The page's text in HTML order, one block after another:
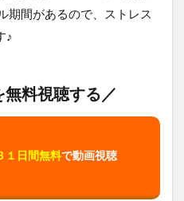
期間があるので、ストレス
♪
料視聴する／
１日間無料で動画視聴